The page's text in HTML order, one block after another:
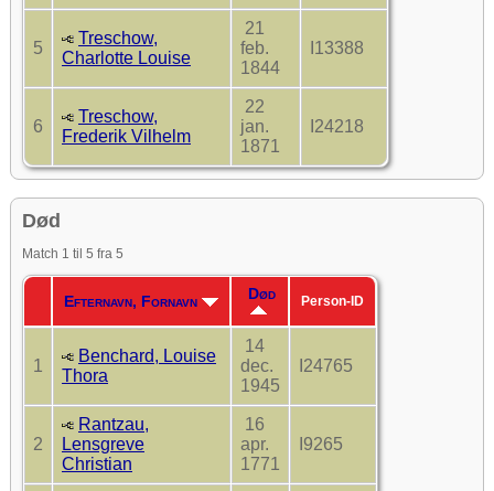
5
Treschow,
Charlotte Louise
21
feb.
1844
I13388
6
Treschow,
Frederik Vilhelm
22
jan.
1871
I24218
Død
Match 1 til 5 fra 5
Efternavn, Fornavn Død Person-ID
1
Benchard, Louise
Thora
14
dec.
1945
I24765
2
Rantzau,
Lensgreve
Christian
16
apr.
1771
I9265